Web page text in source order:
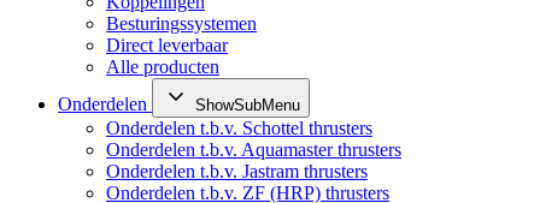
Besturingssystemen
Direct leverbaar
Alle producten
Onderdelen
ShowSubMenu
Onderdelen t.b.v. Schottel thrusters
Onderdelen t.b.v. Aquamaster thrusters
Onderdelen t.b.v. Jastram thrusters
Onderdelen t.b.v. ZF (HRP) thrusters